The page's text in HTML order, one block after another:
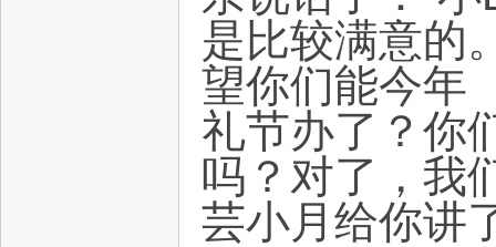
是比较满意的
望你们能今年
礼节办了？你
吗？对了，我
芸小月给你讲